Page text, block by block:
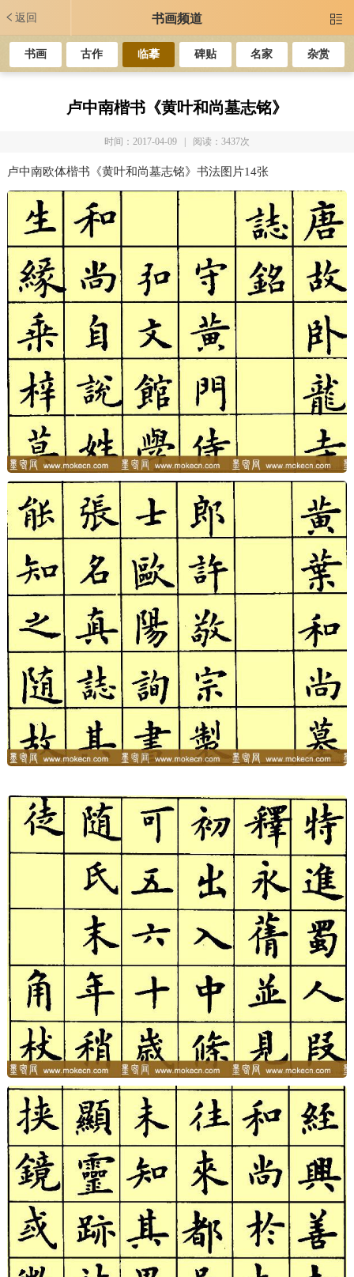
返回 书画频道 
书画 古作 临摹 碑贴 名家 杂赏
卢中南楷书《黄叶和尚墓志铭》
时间：2017-04-09 | 阅读：3437次
卢中南欧体楷书《黄叶和尚墓志铭》书法图片14张